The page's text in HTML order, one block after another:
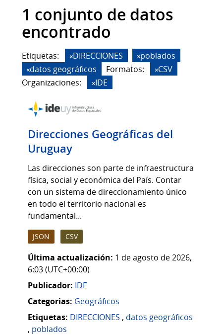
1 conjunto de datos
encontrado
Etiquetas: DIRECCIONES
poblados
datos geográficos
Formatos:
CSV
Organizaciones:
IDE
Direcciones Geográficas del
Uruguay
Las direcciones son parte de infraestructura
física, social y económica del País. Contar
con un sistema de direccionamiento único
en todo el territorio nacional es
fundamental...
JSON CSV
Última actualización: 1 de agosto de 2026,
6:03 (UTC+00:00)
Publicador: IDE
Categorias: Geográficos
Etiquetas: DIRECCIONES , datos geográficos
, poblados